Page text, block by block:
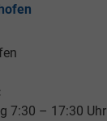
7:30 – 17:30 Uhr